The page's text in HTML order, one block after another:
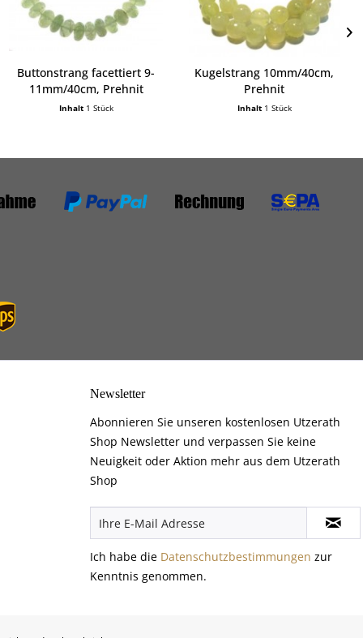
Buttonstrang facettiert 9-
11mm/40cm, Prehnit
Inhalt 1 Stück
Kugelstrang 10mm/40cm,
Prehnit
Inhalt 1 Stück
Newsletter
Abonnieren Sie unseren kostenlosen Utzerath
Shop Newsletter und verpassen Sie keine
Neuigkeit oder Aktion mehr aus dem Utzerath
Shop
Ich habe die Datenschutzbestimmungen zur
Kenntnis genommen.